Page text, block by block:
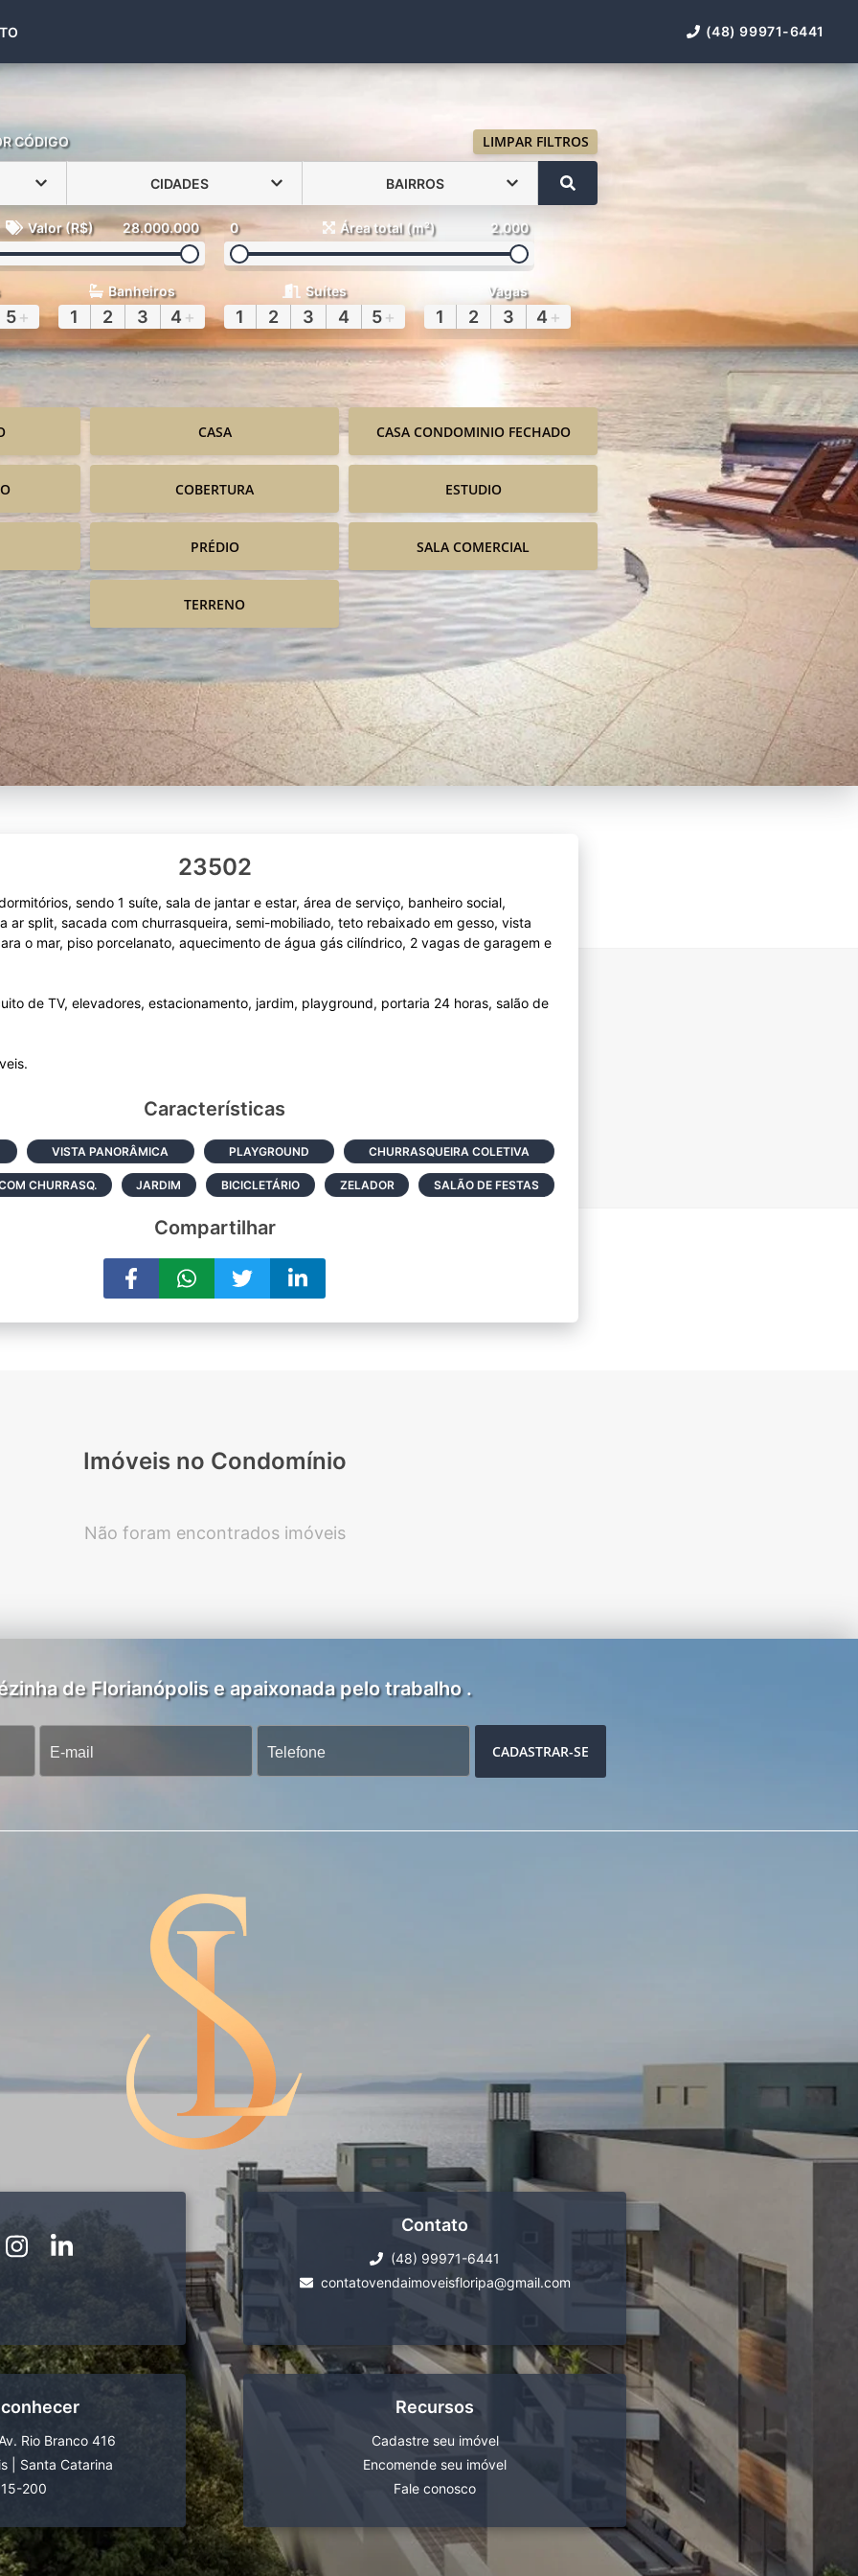
(48) 99971-6441
CÓDIGO LIMPAR FILTROS
CIDADES BAIRROS
Valor (R$) 28.000.000 0 Área total (m²) 2.000
5+
Banheiros
1 2 3 4 +
Suítes
1 2 3 4 5+
Vagas
1 2 3 4 +
CASA CASA CONDOMINIO FECHADO
COBERTURA ESTUDIO
PRÉDIO SALA COMERCIAL
TERRENO
23502
sendo 1 suíte, sala de jantar e estar, área de serviço, banheiro social,
ar split, sacada com churrasqueira, semi-mobiliado, teto rebaixado em gesso, vista
o mar, piso porcelanato, aquecimento de água gás cilíndrico, 2 vagas de garagem e
de TV, elevadores, estacionamento, jardim, playground, portaria 24 horas, salão de
Características
VISTA PANORÂMICA PLAYGROUND CHURRASQUEIRA COLETIVA
CHURRASQ. JARDIM BICICLETÁRIO ZELADOR SALÃO DE FESTAS
Compartilhar
Imóveis no Condomínio
Não foram encontrados imóveis
de Florianópolis e apaixonada pelo trabalho .
CADASTRAR-SE
Contato
(48) 99971-6441
contatovendaimoveisfloripa@gmail.com
Rio Branco 416
Santa Catarina
200
Recursos
Cadastre seu imóvel
Encomende seu imóvel
Fale conosco